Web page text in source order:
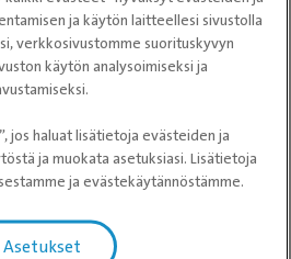
Kaupan
ja käytön laitteellesi sivustolla
verkkosivustomme suorituskyvyn
käytön analysoimiseksi ja
jos haluat lisätietoja evästeiden ja
ja muokata asetuksiasi. Lisätietoja
ja evästekäytännöstämme.
Asetukset